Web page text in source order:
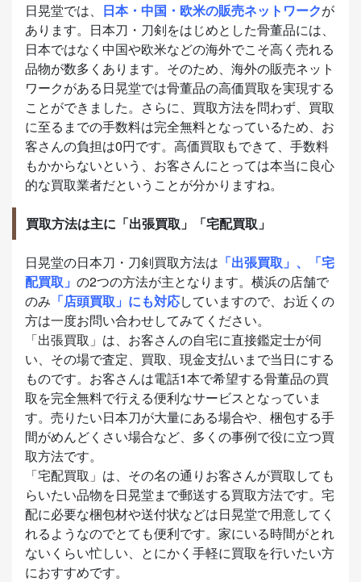
日晃堂では、 日本・中国・欧米の販売ネットワークが
あります。日本刀・刀剣をはじめとした骨董品には、
日本ではなく中国や欧米などの海外でこそ高く売れる
品物が数多くあります。そのため、海外の販売ネット
ワークがある日晃堂では骨董品の高価買取を実現する
ことができました。さらに、買取方法を問わず、買取
に至るまでの手数料は完全無料となっているため、お
客さんの負担は0円です。高価買取もできて、手数料
もかからないという、お客さんにとっては本当に良心
的な買取業者だということが分かりますね。
買取方法は主に「出張買取」「宅配買取」
日晃堂の日本刀・刀剣買取方法は 「出張買取」、「宅
配買取」 の2つの方法が主となります。横浜の店舗で
のみ 「店頭買取」にも対応していますので、お近くの
方は一度お問い合わせしてみてください。
「出張買取」は、お客さんの自宅に直接鑑定士が伺
い、その場で査定、買取、現金支払いまで当日にする
ものです。お客さんは電話1本で希望する骨董品の買
取を完全無料で行える便利なサービスとなっていま
す。売りたい日本刀が大量にある場合や、梱包する手
間がめんどくさい場合など、多くの事例で役に立つ買
取方法です。
「宅配買取」は、その名の通りお客さんが買取しても
らいたい品物を日晃堂まで郵送する買取方法です。宅
配に必要な梱包材や送付状などは日晃堂で用意してく
れるようなのでとても便利です。家にいる時間がとれ
ないくらい忙しい、とにかく手軽に買取を行いたい方
におすすめです。